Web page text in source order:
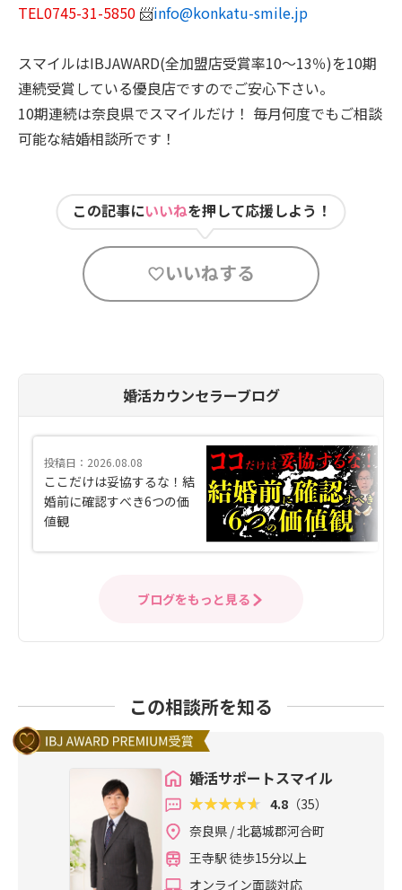
TEL0745-31-5850 📨info@konkatu-smile.jp
スマイルはIBJAWARD(全加盟店受賞率10～13％)を10期
連続受賞している優良店ですのでご安心下さい。
10期連続は奈良県でスマイルだけ！ 毎月何度でもご相談
可能な結婚相談所です！
この記事にいいねを押して応援しよう！
いいねする
婚活カウンセラーブログ
投稿日：2026.08.08
ここだけは妥協するな！結
婚前に確認すべき6つの価
値観
ブログをもっと見る
この相談所を知る
婚活サポートスマイル
4.8 （35）
奈良県 / 北葛城郡河合町
王寺駅 徒歩15分以上
オンライン面談対応